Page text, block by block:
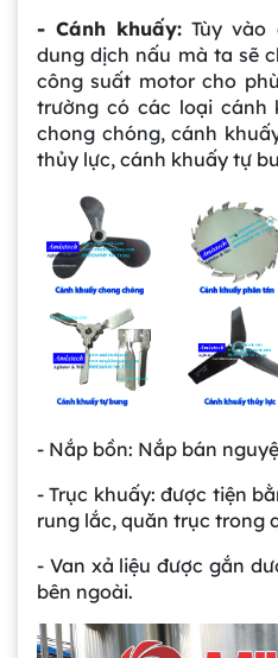
- Cánh khuấy: Tùy
dung dịch nấu mà ta sẽ
công suất motor cho
trường có các loại cánh
chong chóng, cánh
thủy lực, cánh khuấy tự
- Nắp bồn: Nắp bán
- Trục khuấy: được tiện
rung lắc, quăn trục trong
- Van xả liệu được gắn
bên ngoài.